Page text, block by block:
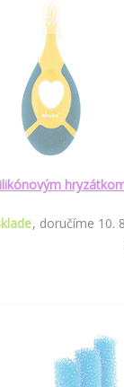
doručíme 10. 8